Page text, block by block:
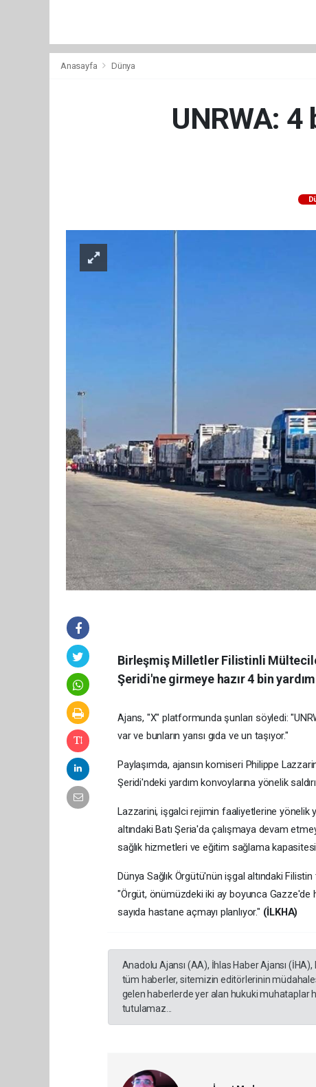
Anasayfa Dünya
UNRWA: 4
Birleşmiş Milletler Filistinli
Şeridi'ne girmeye hazır 4 bin
Ajans, "X" platformunda şunları söyledi:
var ve bunların yarısı gıda ve un taşıyor."
Paylaşımda, ajansın komiseri Philippe
Şeridi'ndeki yardım konvoylarına yönelik
Lazzarini, işgalci rejimin faaliyetlerine yönelik
altındaki Batı Şeria'da çalışmaya devam
sağlık hizmetleri ve eğitim sağlama
Dünya Sağlık Örgütü'nün işgal altındaki
"Örgüt, önümüzdeki iki ay boyunca
sayıda hastane açmayı planlıyor." (İLKHA)
Anadolu Ajansı (AA), İhlas Haber Ajansı
tüm haberler, sitemizin editörlerinin
gelen haberlerde yer alan hukuki muhataplar
tutulamaz...